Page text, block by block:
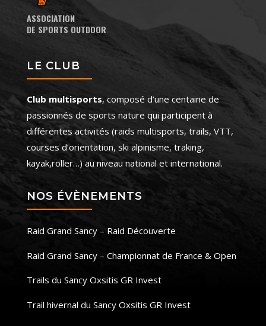
ASSOCIATION
DE SPORTS OUTDOOR
LE CLUB
Club multisports, composé d’une centaine de
passionnés de sports nature qui participent à
différentes activités (raids multisports, trails, VTT,
courses d’orientation, ski alpinisme, traking,
kayak,roller…) au niveau national et international.
NOS ÉVÈNEMENTS
Raid Grand Sancy – Raid Découverte
Raid Grand Sancy – Championnat de France & Open
Trails du Sancy Oxsitis GR Invest
Trail hivernal du Sancy Oxsitis GR Invest